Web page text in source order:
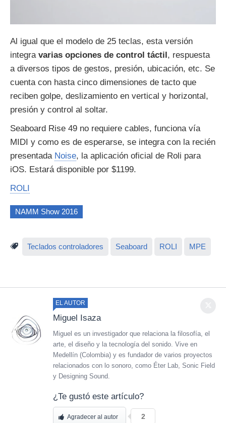
Al igual que el modelo de 25 teclas, esta versión
integra varias opciones de control táctil, respuesta
a diversos tipos de gestos, presión, ubicación, etc. Se
cuenta con hasta cinco dimensiones de tacto que
reciben golpe, deslizamiento en vertical y horizontal,
presión y control al soltar.
Seaboard Rise 49 no requiere cables, funciona vía
MIDI y como es de esperarse, se integra con la recién
presentada Noise, la aplicación oficial de Roli para
iOS. Estará disponible por $1199.
ROLI
NAMM Show 2016
Teclados controladores Seaboard ROLI MPE
EL AUTOR
Miguel Isaza
Miguel es un investigador que relaciona la filosofía, el
arte, el diseño y la tecnología del sonido. Vive en
Medellín (Colombia) y es fundador de varios proyectos
relacionados con lo sonoro, como Éter Lab, Sonic Field
y Designing Sound.
¿Te gustó este artículo?
Agradecer al autor 2